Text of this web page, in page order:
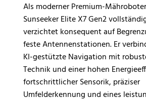
Als moderner Premium-
Sunseeker Elite X7 Gen2
verzichtet konsequent auf
feste Antennenstationen. Er
KI-gestützte Navigation mit
Technik und einer hohen
fortschrittlicher Sensorik, präziser
Umfelderkennung und eines